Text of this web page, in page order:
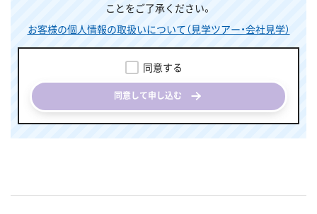
ことをご了承ください。
お客様の個人情報の取扱いについて（見学ツアー・会社見学）
同意する
同意して申し込む